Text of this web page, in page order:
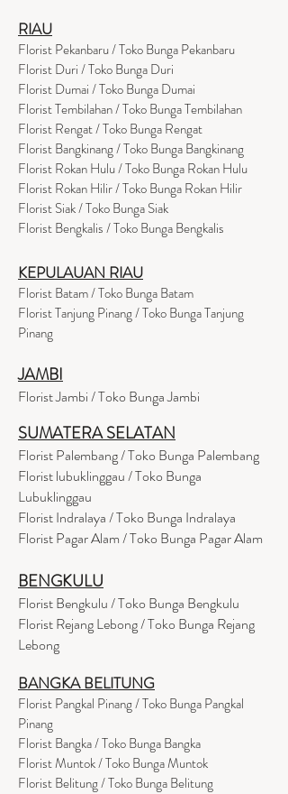
RIAU
Florist Pekanbaru / Toko Bunga Pekanbaru
Florist Duri / Toko Bunga Duri
Florist Dumai / Toko Bunga Dumai
Florist Tembilahan / Toko Bunga Tembilahan
Florist Rengat / Toko Bunga Rengat
Florist Bangkinang / Toko Bunga Bangkinang
Florist Rokan Hulu / Toko Bunga Rokan Hulu
Florist Rokan Hilir / Toko Bunga Rokan Hilir
Florist Siak / Toko Bunga Siak
Florist Bengkalis / Toko Bunga Bengkalis
KEPULAUAN RIAU
Florist Batam / Toko Bunga Batam
Florist Tanjung Pinang / Toko Bunga Tanjung
Pinang
JAMBI
Florist Jambi / Toko Bunga Jambi
SUMATERA SELATAN
Florist Palembang / Toko Bunga Palembang
Florist lubuklinggau / Toko Bunga
Lubuklinggau
Florist Indralaya / Toko Bunga Indralaya
Florist Pagar Alam / Toko Bunga Pagar Alam
BENGKULU
Florist Bengkulu / Toko Bunga Bengkulu
Florist Rejang Lebong / Toko Bunga Rejang
Lebong
BANGKA BELITUNG
Florist Pangkal Pinang / Toko Bunga Pangkal
Pinang
Florist Bangka / Toko Bunga Bangka
Florist Muntok / Toko Bunga Muntok
Florist Belitung / Toko Bunga Belitung